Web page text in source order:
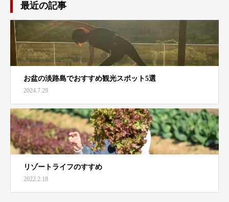
最近の記事
お盆の淡路島でおすすめ観光スポット5選
2024.7.29
リゾートライフのすすめ
2022.2.18